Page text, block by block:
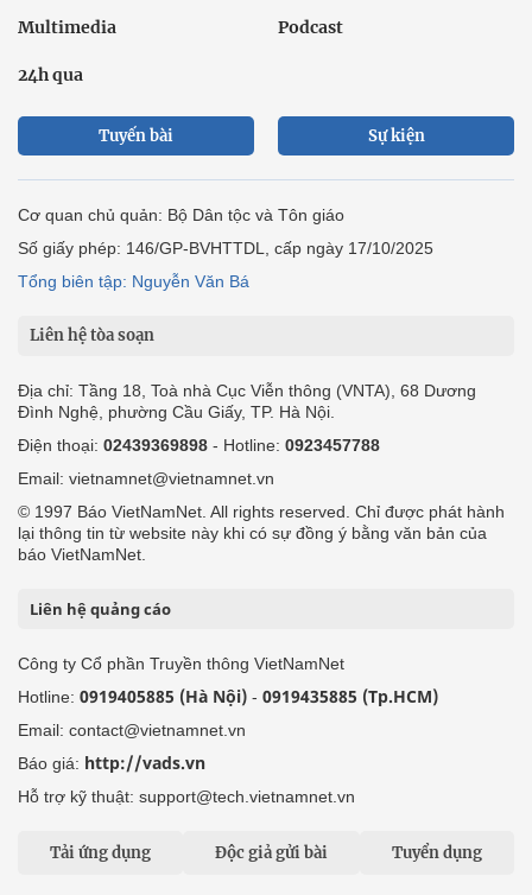
Multimedia Podcast
24h qua
Tuyến bài Sự kiện
Cơ quan chủ quản: Bộ Dân tộc và Tôn giáo
Số giấy phép: 146/GP-BVHTTDL, cấp ngày 17/10/2025
Tổng biên tập: Nguyễn Văn Bá
Liên hệ tòa soạn
Địa chỉ: Tầng 18, Toà nhà Cục Viễn thông (VNTA), 68 Dương
Đình Nghệ, phường Cầu Giấy, TP. Hà Nội.
Điện thoại: 02439369898 - Hotline: 0923457788
Email: vietnamnet@vietnamnet.vn
© 1997 Báo VietNamNet. All rights reserved. Chỉ được phát hành
lại thông tin từ website này khi có sự đồng ý bằng văn bản của
báo VietNamNet.
Liên hệ quảng cáo
Công ty Cổ phần Truyền thông VietNamNet
Hotline: 0919405885 (Hà Nội) - 0919435885 (Tp.HCM)
Email: contact@vietnamnet.vn
Báo giá: http://vads.vn
Hỗ trợ kỹ thuật: support@tech.vietnamnet.vn
Tải ứng dụng Độc giả gửi bài Tuyển dụng